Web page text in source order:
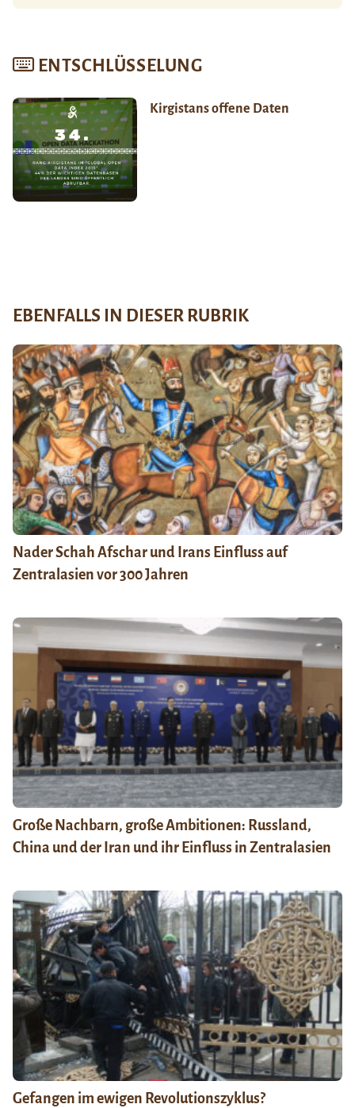
ENTSCHLÜSSELUNG
Kirgistans offene Daten
EBENFALLS IN DIESER RUBRIK
Nader Schah Afschar und Irans Einfluss auf
Zentralasien vor 300 Jahren
Große Nachbarn, große Ambitionen: Russland,
China und der Iran und ihr Einfluss in Zentralasien
Gefangen im ewigen Revolutionszyklus?